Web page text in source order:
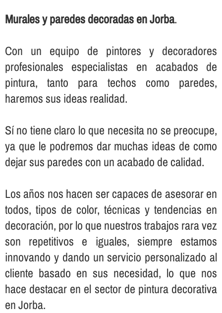
Murales y paredes decoradas en Jorba.
Con un equipo de pintores y decoradores
profesionales especialistas en acabados de
pintura, tanto para techos como paredes,
haremos sus ideas realidad.
Sí­ no tiene claro lo que necesita no se preocupe,
ya que le podremos dar muchas ideas de como
dejar sus paredes con un acabado de calidad.
Los años nos hacen ser capaces de asesorar en
todos, tipos de color, técnicas y tendencias en
decoración, por lo que nuestros trabajos rara vez
son repetitivos e iguales, siempre estamos
innovando y dando un servicio personalizado al
cliente basado en sus necesidad, lo que nos
hace destacar en el sector de pintura decorativa
en Jorba.